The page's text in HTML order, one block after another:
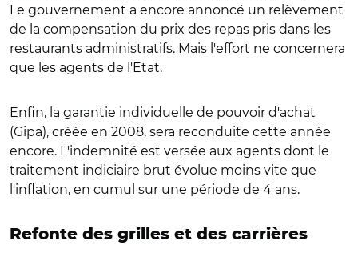
Le gouvernement a encore annoncé un relèvement
de la compensation du prix des repas pris dans les
restaurants administratifs. Mais l'effort ne concernera
que les agents de l'Etat.
Enfin, la garantie individuelle de pouvoir d'achat
(Gipa), créée en 2008, sera reconduite cette année
encore. L'indemnité est versée aux agents dont le
traitement indiciaire brut évolue moins vite que
l'inflation, en cumul sur une période de 4 ans.
Refonte des grilles et des carrières